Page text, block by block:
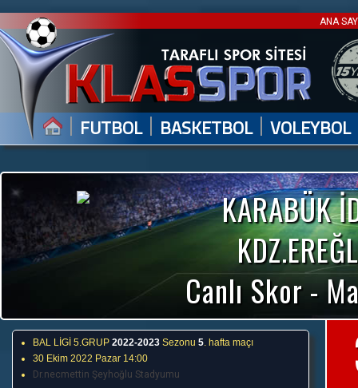
ANA
| FUTBOL | BASKETBOL | VOLEYBOL
KARABÜK
Canlı Skor -
BAL LİGİ 5.GRUP 2022-2023 Sezonu 5. hafta maçı
30 Ekim 2022 Pazar 14:00
Dr.necmettin Şeyhoğlu Stadyumu